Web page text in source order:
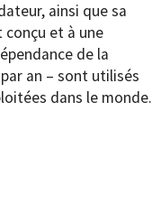
ainsi que sa
et à une
de la
an – sont utilisés
dans le monde.